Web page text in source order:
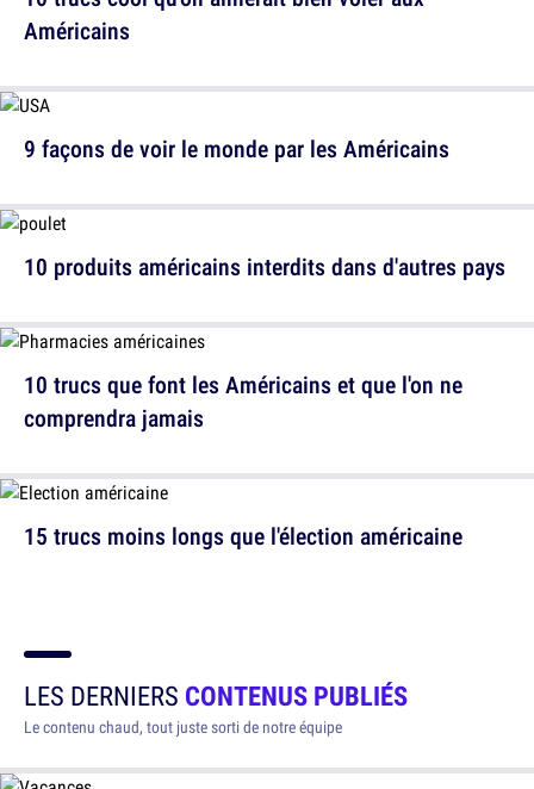
Américains
10 produits américains interdits dans d'autres pays
15 trucs moins longs que l'élection américaine
9 façons de voir le monde par les Américains
10 trucs que font les Américains et que l'on ne
comprendra jamais
LES DERNIERS CONTENUS PUBLIÉS
Le contenu chaud, tout juste sorti de notre équipe